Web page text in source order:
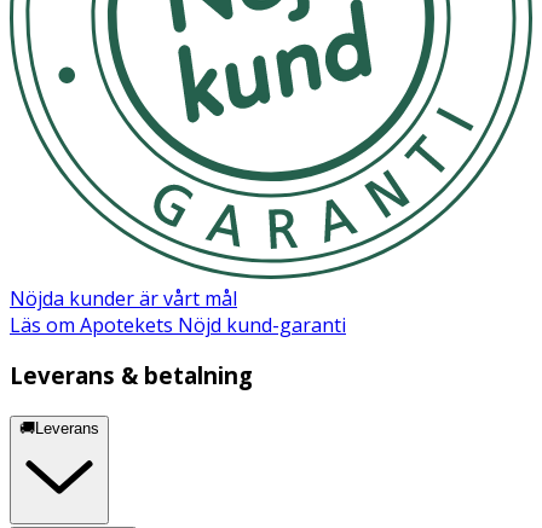
Nöjda kunder är vårt mål
Läs om Apotekets Nöjd kund-garanti
Leverans & betalning
🚚Leverans